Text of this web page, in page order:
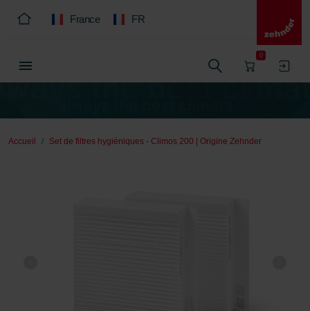
France FR
0
Accueil Set de filtres hygiéniques - Climos 200 | Origine Zehnder